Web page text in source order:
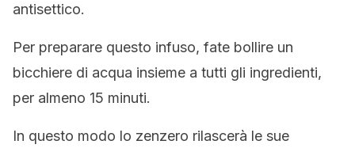
antisettico.
Per preparare questo infuso, fate bollire un
bicchiere di acqua insieme a tutti gli ingredienti,
per almeno 15 minuti.
In questo modo lo zenzero rilascerà le sue